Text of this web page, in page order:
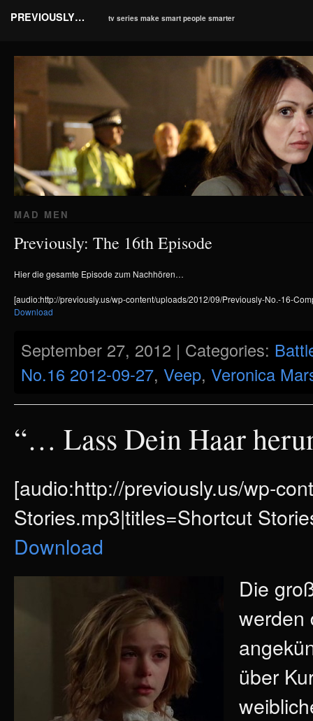
PREVIOUSLY… tv series make smart people smarter
MAD MEN
Previously: The 16th Episode
Hier die gesamte Episode zum Nachhören…
[audio:http://previously.us/wp-content/uploads/2012/09/Previously-No.-16-
Download
September 27, 2012 | Categories:
No.16 2012-09-27, Veep, Veronica
“… Lass Dein Haar
[audio:http://previously.us/wp-
Stories.mp3|titles=Shortcut
Download
Die
werden
über